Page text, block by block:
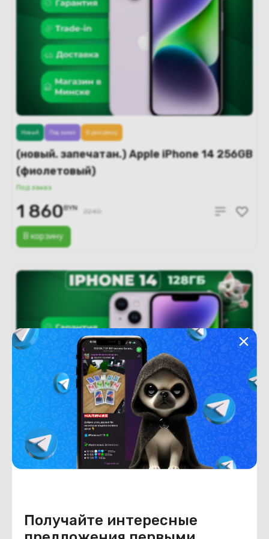
Получайте интересные
(новый. запечатан.) Apple iPhone 14 256GB
(фиолетовый)
Под заказ
В корзину
Новый Под заказ В рассрочку
1 860BYN 2240
Новый Под заказ В рассрочку
BYN 2090